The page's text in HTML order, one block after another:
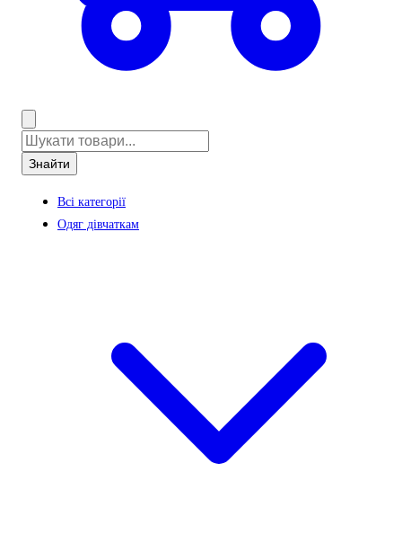
Знайти
Всі категорії
Одяг дівчаткам